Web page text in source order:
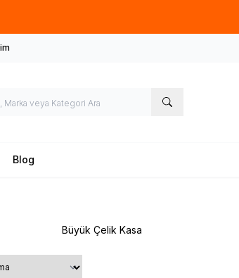
Blog
Çelik Kasa